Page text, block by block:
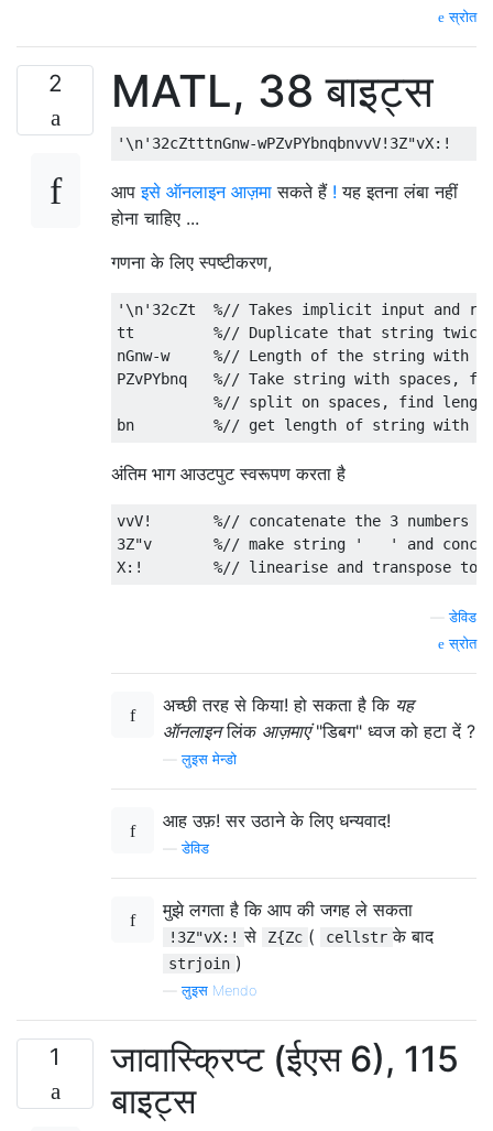
स्रोत
2 MATL, 38 बाइट्स
आपइसे ऑनलाइन आज़मा सकते हैं !यह इतना लंबा नहीं
होना चाहिए ...
गणना के लिए स्पष्टीकरण,
'\n'32cZt  %// Takes implicit input and
tt         %// Duplicate that string twice
nGnw-w     %// Length of the string with
PZvPYbnq   %// Take string with
%// split on spaces, find
अंतिम भाग आउटपुट स्वरूपण करता है
vvV!       %// concatenate the 3 numbers
3Z"v       %// make string '   ' and
—डेविड
स्रोत
अच्छी तरह से किया! हो सकता है कि यह
ऑनलाइनलिंक आज़माएं"डिबग" ध्वज को हटा दें ?
—लुइस मेन्डो
आह उफ़! सर उठाने के लिए धन्यवाद!
—डेविड
मुझे लगता है कि आप की जगह ले सकता
!3Z"vX:! से Z{Zc ( cellstr के बाद
strjoin )
—लुइस Mendo
1
जावास्क्रिप्ट (ईएस 6), 115
बाइट्स